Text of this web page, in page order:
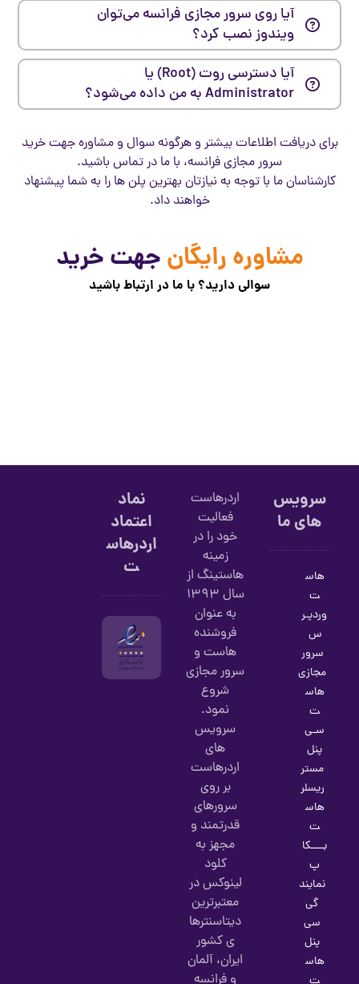
آیا روی سرور مجازی فرانسه می‌توان
ویندوز نصب کرد؟
آیا دسترسی روت (Root) یا
Administrator به من داده می‌شود؟
برای دریافت اطلاعات بیشتر و هرگونه سوال و مشاوره جهت خرید
سرور مجازی فرانسه، با ما در تماس باشید.
کارشناسان ما با توجه به نیازتان بهترین پلن ها را به شما پیشنهاد
خواهند داد.
مشاوره رایگانجهت خرید
سوالی دارید؟ با ما در ارتباط باشید
سرویس
های ما
هاس
ت
وردپـر
س
سرور
مجازی
هاس
ت
سـی
پنل
مستر
ریسلر
هاس
ت
بــــکا
پ
نمایند
گی
سی
پنل
هاس
اردرهاست
فعالیت
خود را در
زمینه
هاستینگ از
سال 1393
به عنوان
فروشنده
هاست و
سرور مجازی
شروع
نمود.
سرویس
های
اردرهاست
بر روی
سرورهای
قدرتمند و
مجهز به
کلود
لینوکس در
معتبرترین
دیتاسنترها
ی کشور
ایران، آلمان
نماد
اعتماد
اردرهاس
ت